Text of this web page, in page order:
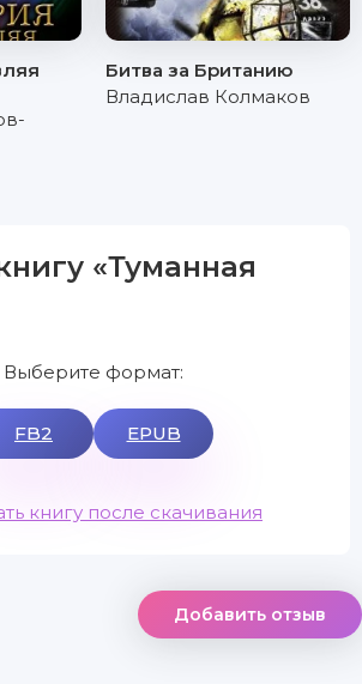
Битва за Британию
Владислав Колмаков
«Туманная
Выберите формат:
FB2 EPUB
книгу после скачивания
Добавить отзыв